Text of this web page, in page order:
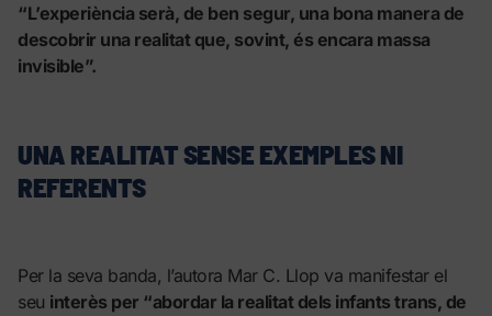
“L’experiència serà, de ben segur, una bona manera de
descobrir una realitat que, sovint, és encara massa
invisible”.
UNA REALITAT SENSE EXEMPLES NI
REFERENTS
Per la seva banda, l’autora Mar C. Llop va manifestar el
seu interès per “abordar la realitat dels infants trans, de